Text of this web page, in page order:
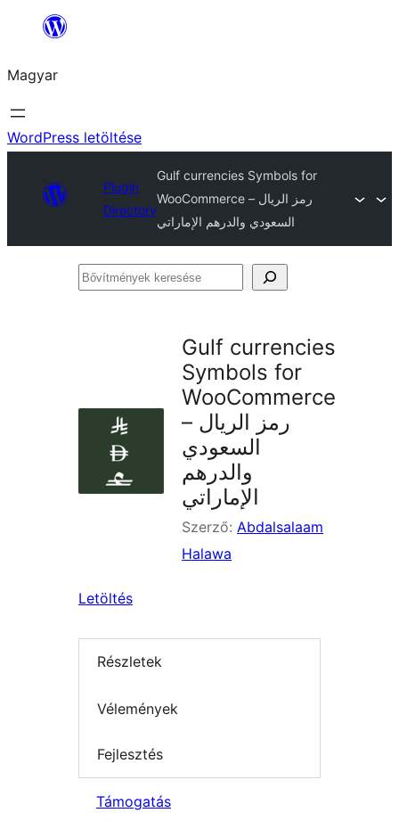
Ugrás
tartalomhoz
Magyar
WordPress letöltése
Plugin
Directory
Gulf currencies Symbols for
WooCommerce – رمز الريال
السعودي والدرهم الإماراتي
Bővítmények
Gulf currencies
Symbols for
WooCommerce
– رمز الريال
السعودي
والدرهم
الإماراتي
Szerző: Abdalsalaam
Halawa
Letöltés
Részletek
Vélemények
Fejlesztés
Támogatás